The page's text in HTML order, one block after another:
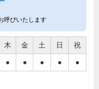
呼びいたします
木 金 土 日 祝
● ● ● ● ●